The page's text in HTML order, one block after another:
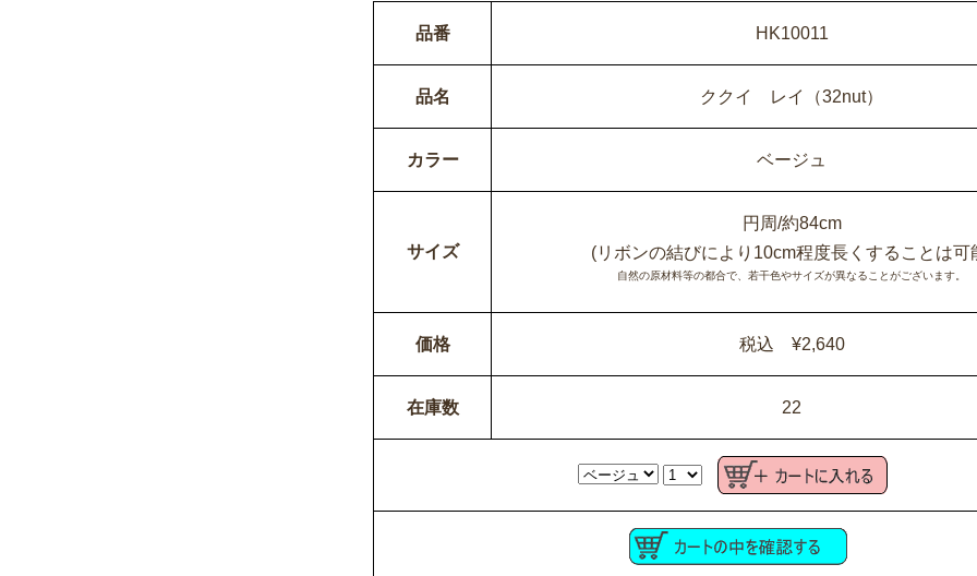
品番 HK10011
品名 ククイ レイ（32nut）
カラー ベージュ
サイズ
円周/約84cm
(リボンの結びにより10cm程度長くすることは可
自然の原材料等の都合で、若干色やサイズが異なることがございます。
価格 税込 ¥2,640
在庫数 22